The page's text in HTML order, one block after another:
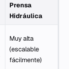
Prensa
Hidráulica
Muy alta
(escalable
fácilmente)